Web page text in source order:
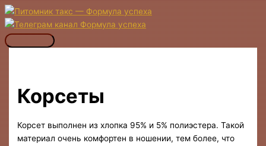
Перейти
к
содержимому
Главное
Корсеты
Корсет выполнен из хлопка 95% и 5% полиэстера. Такой
материал очень комфортен в ношении, тем более, что